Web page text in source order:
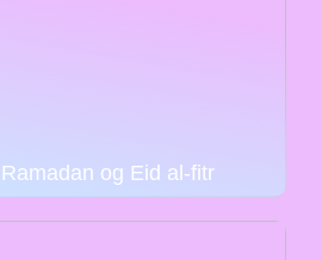
og Eid al-fitr